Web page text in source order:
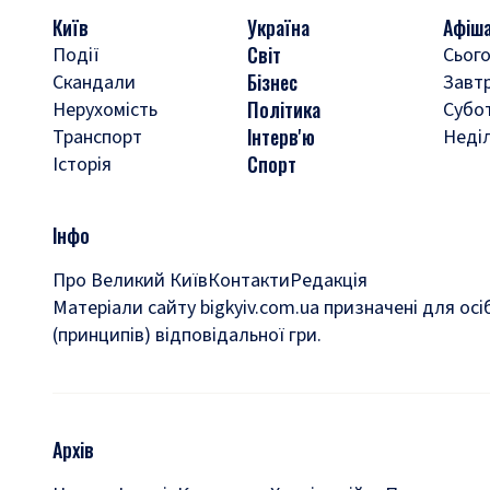
Київ
Події
Скандали
Нерухомість
Транспорт
Історія
Україна
Світ
Бізнес
Політика
Інтерв'ю
Спорт
Інфо
Про Великий КиївКонтактиРедакція
Матеріали сайту bigkyiv.com.ua призначені для
(принципів) відповідальної гри.
Архів